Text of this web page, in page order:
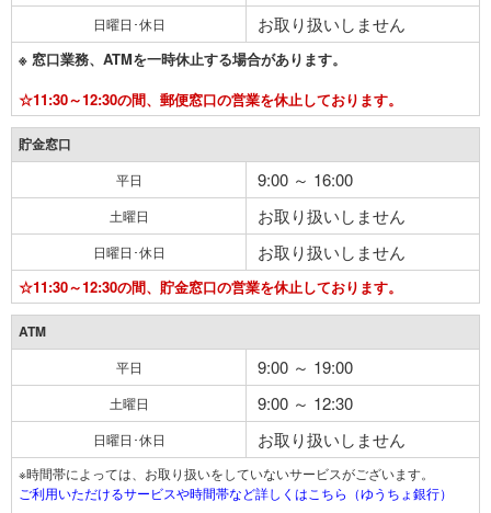
日曜日･休日 お取り扱いしません
※ 窓口業務、ATMを一時休止する場合があります。
☆11:30～12:30の間、郵便窓口の営業を休止しております。
貯金窓口
平日 9:00 ～ 16:00
土曜日 お取り扱いしません
日曜日･休日 お取り扱いしません
☆11:30～12:30の間、貯金窓口の営業を休止しております。
ATM
平日 9:00 ～ 19:00
土曜日 9:00 ～ 12:30
日曜日･休日 お取り扱いしません
※時間帯によっては、お取り扱いをしていないサービスがございます。
ご利用いただけるサービスや時間帯など詳しくはこちら（ゆうちょ銀行）